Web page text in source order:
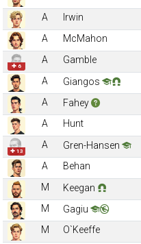
A
Irwin
A
McMahon
✚ 6
A Gamble
A
Giangos
A
Fahey
A
Hunt
✚ 13
A Gren-Hansen
A
Behan
M
Keegan
M
Gagiu
M
O`Keeffe